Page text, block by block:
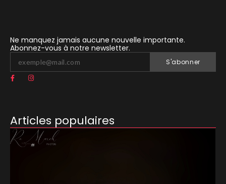
Ne manquez jamais aucune nouvelle importante.
Abonnez-vous à notre newsletter.
S'abonner
Articles populaires